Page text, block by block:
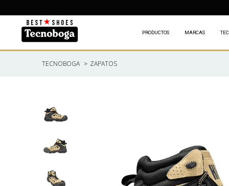
PRODUCTOS MARCAS
TECNOBOGA ZAPATOS